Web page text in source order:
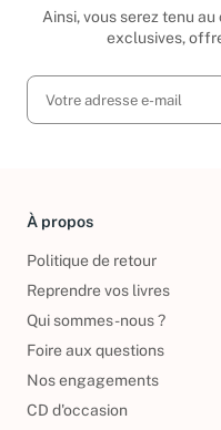
Ainsi, vous serez tenu
exclusives,
À propos
Politique de retour
Reprendre vos livres
Qui sommes-nous ?
Foire aux questions
Nos engagements
CD d'occasion